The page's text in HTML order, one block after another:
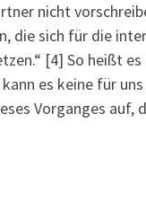
nicht
die sich für die
[4] So heißt
es keine für
Vorganges auf,